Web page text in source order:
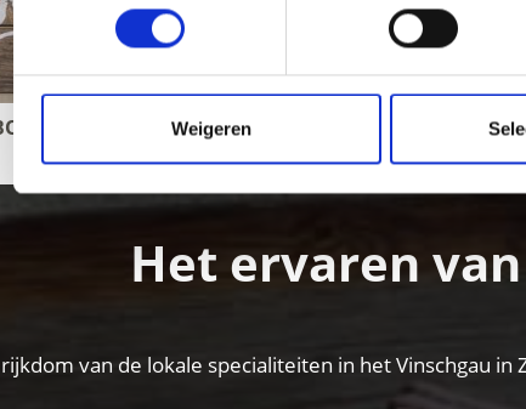
Weigeren
MARKTEN
Het ervaren
van de lokale specialiteiten in het Vinschgau